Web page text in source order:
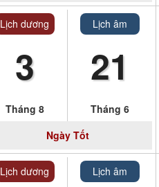
Lịch dương
3
Tháng 8
Lịch âm
21
Tháng 6
NgàyTốt
Lịch dương Lịch âm